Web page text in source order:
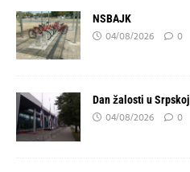
NSBAJK
04/08/2026 0
Dan žalosti u Srpskoj
04/08/2026 0